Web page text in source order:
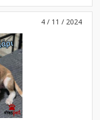
4 / 11 / 2024